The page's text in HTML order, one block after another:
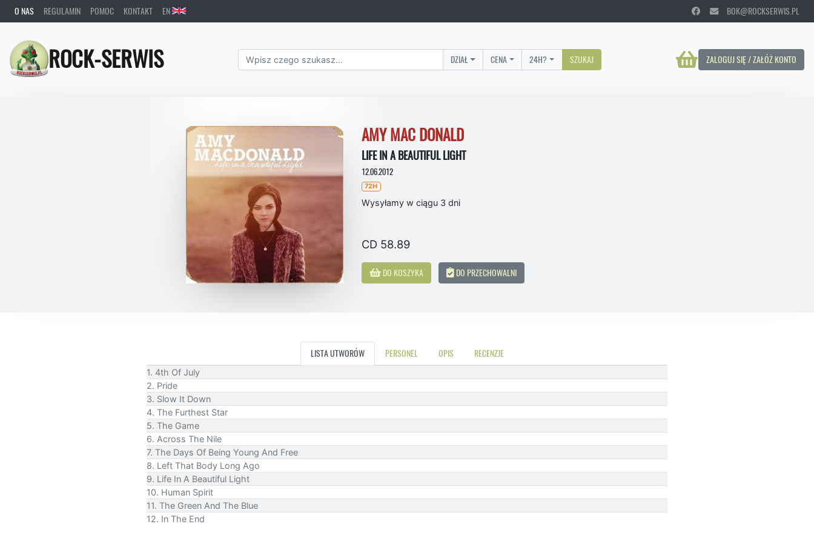
O NAS REGULAMIN POMOC KONTAKT EN BOK@ROCKSERWIS.PL
ROCK-SERWIS ZALOGUJ SIĘ / ZAŁÓŻ KONTO
DZIAŁ CENA 24H? SZUKAJ
AMY MAC DONALD
LIFE IN A BEAUTIFUL LIGHT
12.06.2012
72H
Wysyłamy w ciągu 3 dni
CD 58.89
DO KOSZYKA DO PRZECHOWALNI
LISTA UTWORÓW PERSONEL OPIS RECENZJE
1. 4th Of July
2. Pride
3. Slow It Down
4. The Furthest Star
5. The Game
6. Across The Nile
7. The Days Of Being Young And Free
8. Left That Body Long Ago
9. Life In A Beautiful Light
10. Human Spirit
11. The Green And The Blue
12. In The End